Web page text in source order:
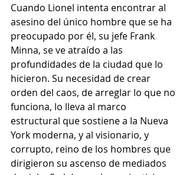
Cuando Lionel intenta encontrar al
asesino del único hombre que se ha
preocupado por él, su jefe Frank
Minna, se ve atraído a las
profundidades de la ciudad que lo
hicieron. Su necesidad de crear
orden del caos, de arreglar lo que no
funciona, lo lleva al marco
estructural que sostiene a la Nueva
York moderna, y al visionario, y
corrupto, reino de los hombres que
dirigieron su ascenso de mediados